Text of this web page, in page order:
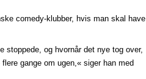
comedy-klubber, hvis man skal have
og hvornår det nye tog over,
gange om ugen,« siger han med